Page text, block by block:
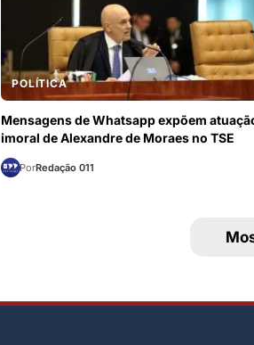
POLÍTICA
Mensagens de Whatsapp expõem
imoral de Alexandre de Moraes no TSE
PorRedação 011